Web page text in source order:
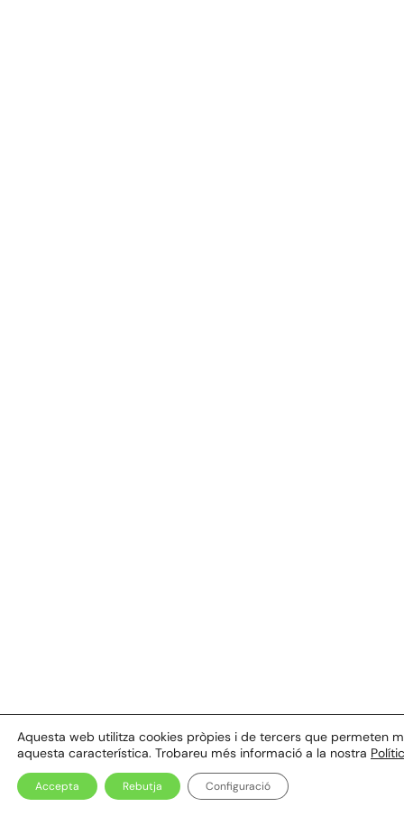
Aquesta web utilitza cookies pròpies i de tercers que permeten
aquesta característica. Trobareu més informació a la nostra
Accepta Rebutja Configuració